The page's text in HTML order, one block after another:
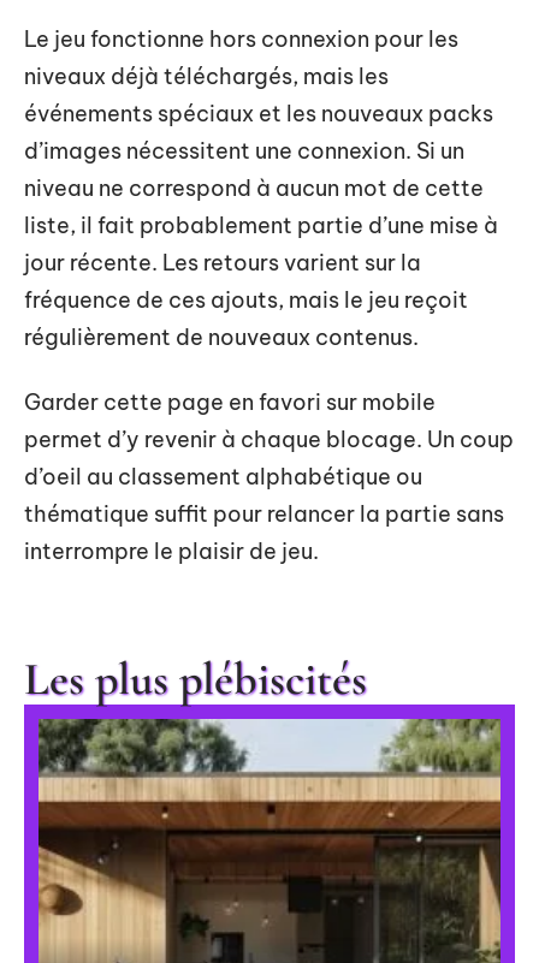
Le jeu fonctionne hors connexion pour les
niveaux déjà téléchargés, mais les
événements spéciaux et les nouveaux packs
d’images nécessitent une connexion. Si un
niveau ne correspond à aucun mot de cette
liste, il fait probablement partie d’une mise à
jour récente. Les retours varient sur la
fréquence de ces ajouts, mais le jeu reçoit
régulièrement de nouveaux contenus.
Garder cette page en favori sur mobile
permet d’y revenir à chaque blocage. Un coup
d’oeil au classement alphabétique ou
thématique suffit pour relancer la partie sans
interrompre le plaisir de jeu.
Les plus plébiscités